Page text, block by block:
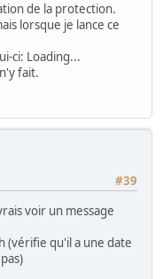
de la protection.
lorsque je lance ce
ci: Loading...
fait.
#39
voir un message
(vérifie qu'il a une date